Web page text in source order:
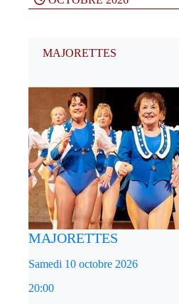
MAJORETTES
MAJORETTES
Samedi 10 octobre 2026
20:00